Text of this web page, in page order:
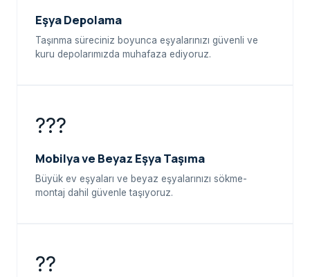
Eşya Depolama
Taşınma süreciniz boyunca eşyalarınızı güvenli ve
kuru depolarımızda muhafaza ediyoruz.
???
Mobilya ve Beyaz Eşya Taşıma
Büyük ev eşyaları ve beyaz eşyalarınızı sökme-
montaj dahil güvenle taşıyoruz.
??